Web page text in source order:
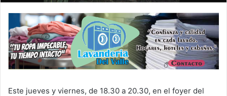
Este jueves y viernes, de 18.30 a 20.30, en el foyer del